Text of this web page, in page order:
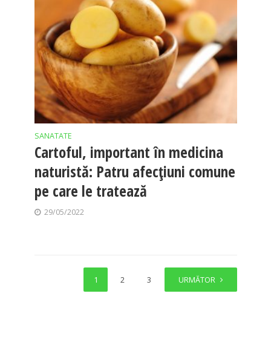
SANATATE
Cartoful, important în medicina
naturistă: Patru afecţiuni comune
pe care le tratează
29/05/2022
1 2 3 URMĂTOR